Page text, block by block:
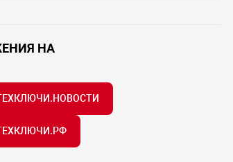
НА